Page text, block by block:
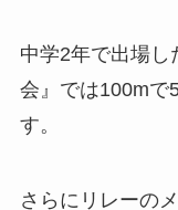
中学2年で出場
会』では100mで
す。
さらにリレーの